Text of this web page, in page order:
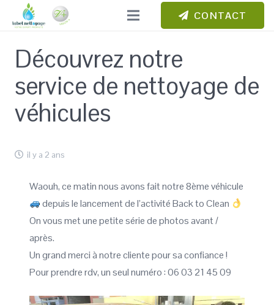
CONTACT
Découvrez notre
service de nettoyage de
véhicules
il y a 2 ans
Waouh, ce matin nous avons fait notre 8ème véhicule
depuis le lancement de l’activité Back to Clean
On vous met une petite série de photos avant /
après.
Un grand merci à notre cliente pour sa confiance !
Pour prendre rdv, un seul numéro : 06 03 21 45 09